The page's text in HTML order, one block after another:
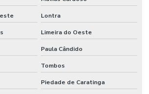
Lontra
Limeira do Oeste
Paula Cândido
Tombos
Piedade de Caratinga